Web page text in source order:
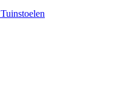
Tuinstoelen